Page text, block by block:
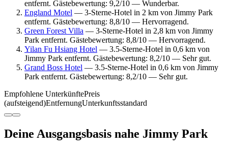
entfernt. Gästebewertung: 9,2/10 — Wunderbar.
England Motel — 3-Sterne-Hotel in 2 km von Jimmy Park
entfernt. Gästebewertung: 8,8/10 — Hervorragend.
Green Forest Villa — 3-Sterne-Hotel in 2,8 km von Jimmy
Park entfernt. Gästebewertung: 8,8/10 — Hervorragend.
Yilan Fu Hsiang Hotel — 3.5-Sterne-Hotel in 0,6 km von
Jimmy Park entfernt. Gästebewertung: 8,2/10 — Sehr gut.
Grand Boss Hotel — 3.5-Sterne-Hotel in 0,6 km von Jimmy
Park entfernt. Gästebewertung: 8,2/10 — Sehr gut.
Empfohlene UnterkünftePreis
(aufsteigend)EntfernungUnterkunftsstandard
Deine Ausgangsbasis nahe Jimmy Park